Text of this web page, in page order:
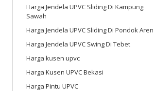
Harga Jendela UPVC Sliding Di Kampung
Sawah
Harga Jendela UPVC Sliding Di Pondok Aren
Harga Jendela UPVC Swing Di Tebet
Harga kusen upvc
Harga Kusen UPVC Bekasi
Harga Pintu UPVC